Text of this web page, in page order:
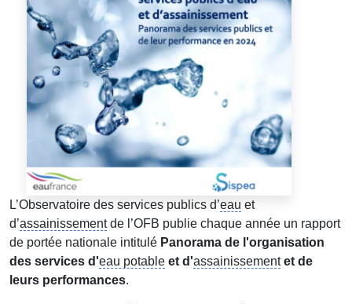
L’Observatoire des services publics d’eau et
d’assainissementde l’OFB publie chaque année un rapport
de portée nationale intitulé Panorama de l'organisation
des services d'eau potable et d'assainissementet de
leurs performances.